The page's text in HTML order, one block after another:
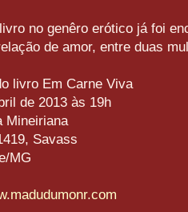
no genêro erótico já foi
de amor, entre duas
livro Em Carne Viva
de 2013 às 19h
Mineiriana
Savass
MG